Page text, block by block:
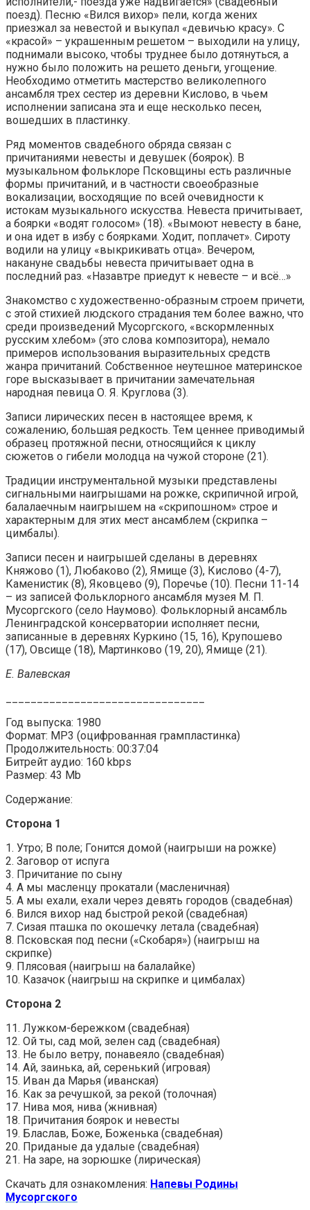
поезд). Песню «Вился вихор» пели, когда жених
приезжал за невестой и выкупал «девичью красу». С
«красой» – украшенным решетом – выходили на улицу,
поднимали высоко, чтобы труднее было дотянуться, а
нужно было положить на решето деньги, угощение.
Необходимо отметить мастерство великолепного
ансамбля трех сестер из деревни Кислово, в чьем
исполнении записана эта и еще несколько песен,
вошедших в пластинку.
Ряд моментов свадебного обряда связан с
причитаниями невесты и девушек (боярок). В
музыкальном фольклоре Псковщины есть различные
формы причитаний, и в частности своеобразные
вокализации, восходящие по всей очевидности к
истокам музыкального искусства. Невеста причитывает,
а боярки «водят голосом» (18). «Вымоют невесту в бане,
и она идет в избу с боярками. Ходит, поплачет». Сироту
водили на улицу «выкрикивать отца». Вечером,
накануне свадьбы невеста причитывает одна в
последний раз. «Назавтре приедут к невесте – и всё…»
Знакомство с художественно-образным строем причети,
с этой стихией людского страдания тем более важно, что
среди произведений Мусоргского, «вскормленных
русским хлебом» (это слова композитора), немало
примеров использования выразительных средств
жанра причитаний. Собственное неутешное материнское
горе высказывает в причитании замечательная
народная певица О. Я. Круглова (3).
Записи лирических песен в настоящее время, к
сожалению, большая редкость. Тем ценнее приводимый
образец протяжной песни, относящийся к циклу
сюжетов о гибели молодца на чужой стороне (21).
Традиции инструментальной музыки представлены
сигнальными наигрышами на рожке, скрипичной игрой,
балалаечным наигрышем на «скрипошном» строе и
характерным для этих мест ансамблем (скрипка –
цимбалы).
Записи песен и наигрышей сделаны в деревнях
Княжово (1), Любаково (2), Ямище (3), Кислово (4-7),
Каменистик (8), Яковцево (9), Поречье (10). Песни 11-14
– из записей Фольклорного ансамбля музея М. П.
Мусоргского (село Наумово). Фольклорный ансамбль
Ленинградской консерватории исполняет песни,
записанные в деревнях Куркино (15, 16), Крупошево
(17), Овсище (18), Мартинково (19, 20), Ямище (21).
Е. Валевская
Год выпуска: 1980
Формат: MP3 (оцифрованная грампластинка)
Продолжительность: 00:37:04
Битрейт аудио: 160 kbps
Размер: 43 Mb
Содержание:
Сторона 1
1. Утро; В поле; Гонится домой (наигрыши на рожке)
2. Заговор от испуга
3. Причитание по сыну
4. А мы масленцу прокатали (масленичная)
5. А мы ехали, ехали через девять городов (свадебная)
6. Вился вихор над быстрой рекой (свадебная)
7. Сизая пташка по окошечку летала (свадебная)
8. Псковская под песни («Скобаря») (наигрыш на
скрипке)
9. Плясовая (наигрыш на балалайке)
10. Казачок (наигрыш на скрипке и цимбалах)
Сторона 2
11. Лужком-бережком (свадебная)
12. Ой ты, сад мой, зелен сад (свадебная)
13. Не было ветру, понавеяло (свадебная)
14. Ай, заинька, ай, серенький (игровая)
15. Иван да Марья (иванская)
16. Как за речушкой, за рекой (толочная)
17. Нива моя, нива (жнивная)
18. Причитания боярок и невесты
19. Бласлав, Боже, Боженька (свадебная)
20. Приданые да удалые (свадебная)
21. На заре, на зорюшке (лирическая)
Скачать для ознакомления: Напевы Родины
Мусоргского